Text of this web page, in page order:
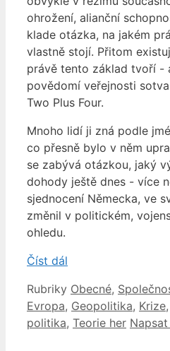
ohrožení, alianční
klade otázka, na jakém
vlastně stojí. Přitom
právě tento základ tvoří -
povědomí veřejnosti
Two Plus Four.
Mnoho lidí ji zná podle
co přesně bylo v něm
se zabývá otázkou, jaký
dohody ještě dnes - více
sjednocení Německa, ve
změnil v politickém,
ohledu.
Číst dál
Rubriky Obecné,
Evropa, Geopolitika, Krize,
politika, Teorie her